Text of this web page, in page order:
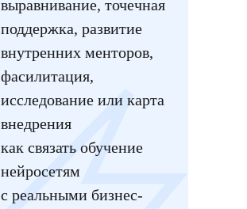
выравнивание, точечная
поддержка, развитие
внутренних менторов,
фасилитация,
исследование или карта
внедрения
как связать обучение
нейросетям
с реальными бизнес-